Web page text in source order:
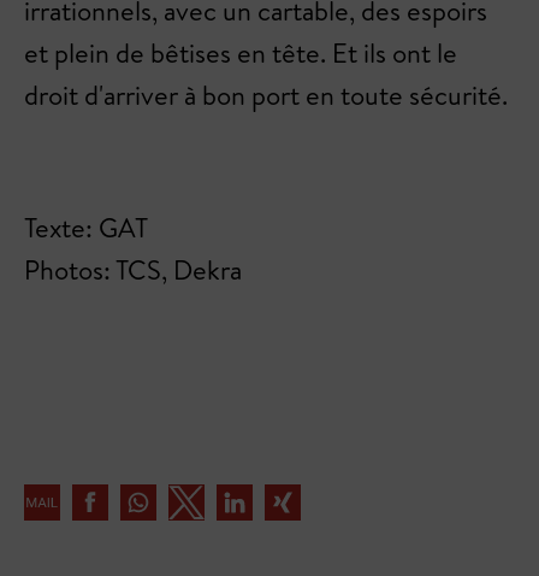
irrationnels, avec un cartable, des espoirs
et plein de bêtises en tête. Et ils ont le
droit d'arriver à bon port en toute sécurité.
Texte: GAT
Photos: TCS, Dekra